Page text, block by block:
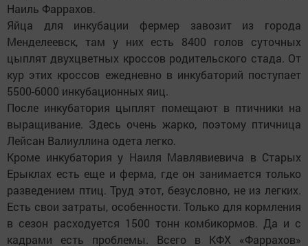
Наиль Фаррахов.
Яйца для инкубации фермер завозит из города
Менделеевск, там у них есть 8400 голов суточных
цыплят двухцветных кроссов родительского стада. От
кур этих кроссов ежедневно в инкубаторий поступает
5500-6000 инкубационных яиц.
После инкубатория цыплят помещают в птичники на
выращивание. Здесь очень жарко, поэтому птичница
Лейсан Валиуллина одета легко.
Кроме инкубатория у Наиля Мавлявиевича в Старых
Ерыклах есть еще и ферма, где он занимается только
разведением птиц. Труд этот, безусловно, не из легких.
Есть свои затраты, особенности. Только для кормления
в сезон расходуется 1500 тонн комбикормов. Да и с
кадрами есть проблемы. Всего в КФХ «Фаррахов»